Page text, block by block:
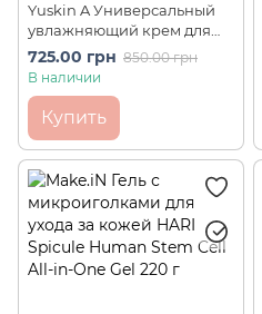
Yuskin A Универсальный
увлажняющий крем для
всей семьи с витаминами
Family Medical Cream (120г)
725.00 грн 850.00 грн
В наличии
Купить